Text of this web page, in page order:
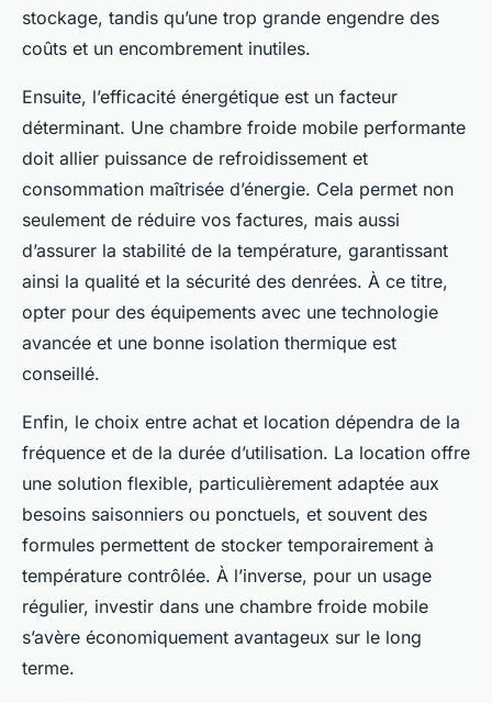
stockage, tandis qu’une trop grande engendre des
coûts et un encombrement inutiles.
Ensuite, l’efficacité énergétique est un facteur
déterminant. Une chambre froide mobile performante
doit allier puissance de refroidissement et
consommation maîtrisée d’énergie. Cela permet non
seulement de réduire vos factures, mais aussi
d’assurer la stabilité de la température, garantissant
ainsi la qualité et la sécurité des denrées. À ce titre,
opter pour des équipements avec une technologie
avancée et une bonne isolation thermique est
conseillé.
Enfin, le choix entre achat et location dépendra de la
fréquence et de la durée d’utilisation. La location offre
une solution flexible, particulièrement adaptée aux
besoins saisonniers ou ponctuels, et souvent des
formules permettent de stocker temporairement à
température contrôlée. À l’inverse, pour un usage
régulier, investir dans une chambre froide mobile
s’avère économiquement avantageux sur le long
terme.